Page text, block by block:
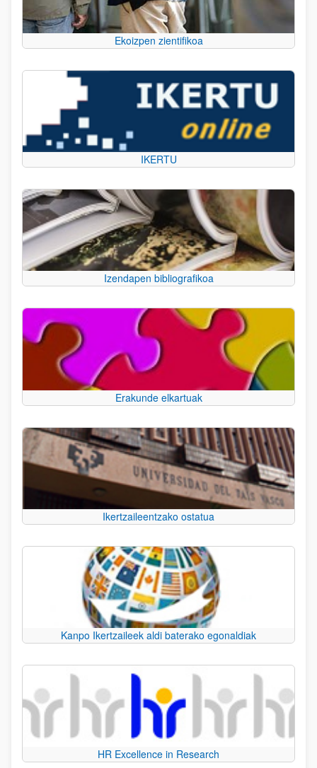
Ekoizpen zientifikoa
IKERTU
Izendapen bibliografikoa
Erakunde elkartuak
Ikertzaileentzako ostatua
Kanpo Ikertzaileek aldi baterako egonaldiak
HR Excellence in Research